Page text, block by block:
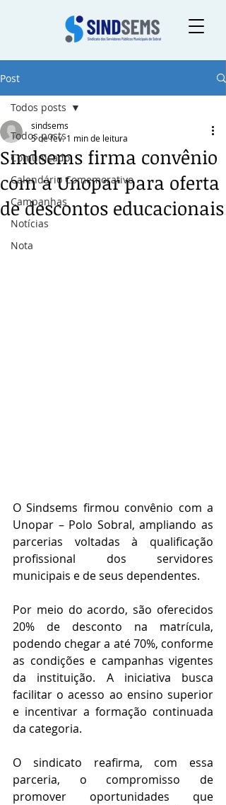
Post
Todos posts
Comunicado
Calendário Comemorativo
Campanhas
Notícias
Nota
Todos posts
Sindsems firma convênio
com a Unopar para oferta
de descontos educacionais
sindsems
5 de fev. 1 min de leitura
O Sindsems firmou convênio com a
Unopar – Polo Sobral, ampliando as
parcerias voltadas à qualificação
profissional dos servidores
municipais e de seus dependentes.
Por meio do acordo, são oferecidos
20% de desconto na matrícula,
podendo chegar a até 70%, conforme
as condições e campanhas vigentes
da instituição. A iniciativa busca
facilitar o acesso ao ensino superior
e incentivar a formação continuada
da categoria.
O sindicato reafirma, com essa
parceria, o compromisso de
promover oportunidades que